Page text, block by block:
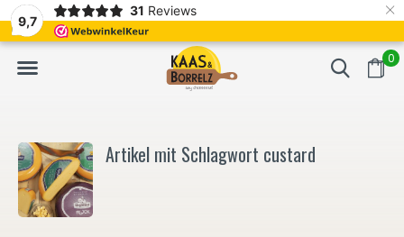
9,7
31 Reviews ×
0
Frisch geschnitten und vakuumverpackt. Meistens Lieferung
Artikel mit Schlagwort custard